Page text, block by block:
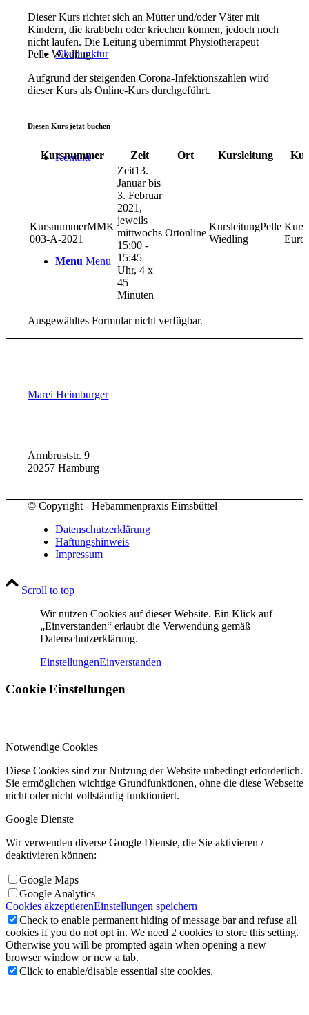
Akupunktur
Kontakt
Menu Menu
Dieser Kurs richtet sich an Mütter und/oder Väter mit
Kindern, die krabbeln oder kriechen können, jedoch noch
nicht laufen. Die Leitung übernimmt Physiotherapeut
Pelle Wiedling.
Aufgrund der steigenden Corona-Infektionszahlen wird
dieser Kurs als Online-Kurs durchgeführt.
Diesen Kurs jetzt buchen
Kursnummer Zeit Ort Kursleitung
MMK
003-A-2021
13.
Januar bis
3. Februar
2021,
jeweils
mittwochs
15:00 -
15:45
Uhr, 4 x
45
Minuten
online
Pelle
Wiedling
Euro
Ausgewähltes Formular nicht verfügbar.
Marei Heimburger
Armbruststr. 9
20257 Hamburg
© Copyright - Hebammenpraxis Eimsbüttel
Datenschutzerklärung
Haftungshinweis
Impressum
Scroll to top
Wir nutzen Cookies auf dieser Website. Ein Klick auf
„Einverstanden“ erlaubt die Verwendung gemäß
Datenschutzerklärung.
EinstellungenEinverstanden
Cookie Einstellungen
Notwendige Cookies
Diese Cookies sind zur Nutzung der Website unbedingt erforderlich.
Sie ermöglichen wichtige Grundfunktionen, ohne die diese Webseite
nicht oder nicht vollständig funktioniert.
Google Dienste
Wir verwenden diverse Google Dienste, die Sie aktivieren /
deaktivieren können:
Google Maps
Google Analytics
Cookies akzeptierenEinstellungen speichern
Check to enable permanent hiding of message bar and refuse all
cookies if you do not opt in. We need 2 cookies to store this setting.
Otherwise you will be prompted again when opening a new
browser window or new a tab.
Click to enable/disable essential site cookies.